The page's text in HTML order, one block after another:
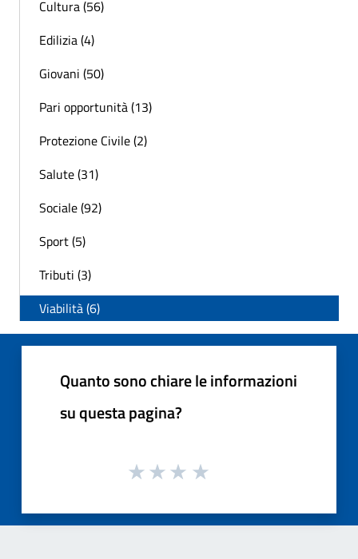
Cultura (56)
Edilizia (4)
Giovani (50)
Pari opportunità (13)
Protezione Civile (2)
Salute (31)
Sociale (92)
Sport (5)
Tributi (3)
Viabilità (6)
Quanto sono chiare le informazioni
su questa pagina?